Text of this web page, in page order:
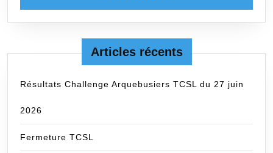
Articles récents
Résultats Challenge Arquebusiers TCSL du 27 juin
2026
Fermeture TCSL